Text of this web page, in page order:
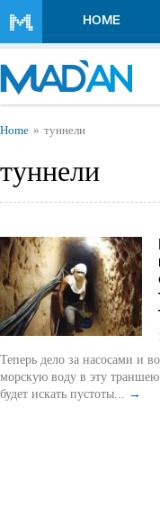
HOME
You are here
Home туннели
туннели
Теперь дело за насосами и
морскую воду в эту
будет искать пустоты...
→